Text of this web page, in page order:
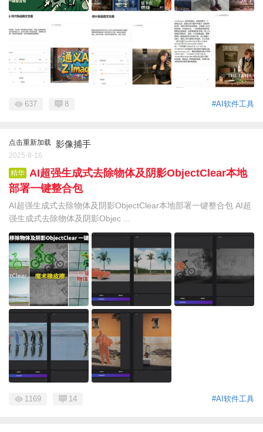
#AI软件工具
637 8
点击重新加载 影像捕手
2025-8-16
精华
AI超强生成式去除物体及阴影ObjectClear本地
部署一键整合包
AI超强生成式去除物体及阴影ObjectClear本地部署一键整合包 AI超
强生成式去除物体及阴影Objec ...
#AI软件工具
1169 14